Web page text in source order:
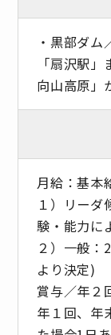
・黒部ダ
「扇沢駅
向山高原」
月給：基本
１）リー
験・能力に
２）一般
より決定)
賞与／年２
年１回、年